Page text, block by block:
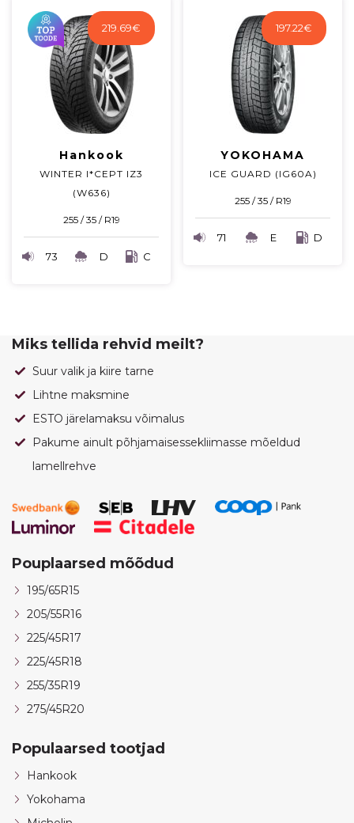
219.69€
Hankook
WINTER I*CEPT IZ3
(W636)
255 / 35 / R19
73 D C
197.22€
YOKOHAMA
ICE GUARD (IG60A)
255 / 35 / R19
71 E D
Miks tellida rehvid meilt?
Suur valik ja kiire tarne
Lihtne maksmine
ESTO järelamaksu võimalus
Pakume ainult põhjamaisessekliimasse mõeldud
lamellrehve
Pouplaarsed mõõdud
195/65R15
205/55R16
225/45R17
225/45R18
255/35R19
275/45R20
Populaarsed tootjad
Hankook
Yokohama